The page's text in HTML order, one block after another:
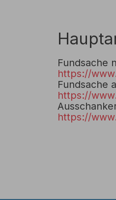
Fundsache
https://
Fundsache
https://
https://